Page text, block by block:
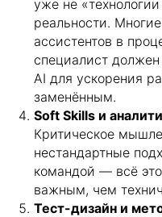
уже не
реальности.
ассистентов в
специалист должен
AI для ускорения
заменённым.
Soft Skills и
Критическое
нестандартные
командой — всё
важным, чем
Тест-дизайн и